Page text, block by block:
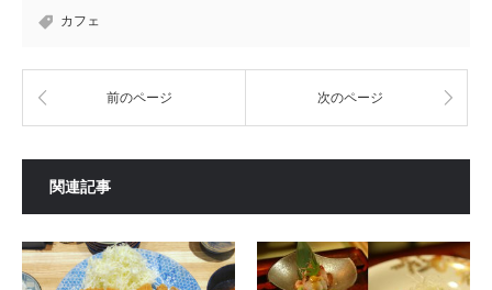
カフェ
前のページ 次のページ
関連記事